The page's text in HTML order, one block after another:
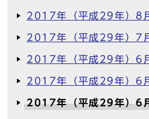
2017年（平成29年）8
2017年（平成29年）7
2017年（平成29年）6
2017年（平成29年）6
2017年（平成29年）6